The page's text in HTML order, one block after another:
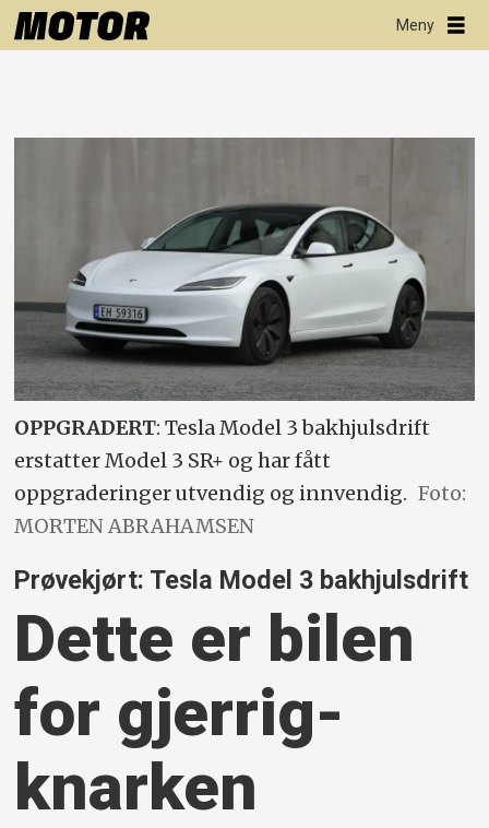
OPPGRADERT: Tesla Model 3 bakhjulsdrift
erstatter Model 3 SR+ og har fått
oppgraderinger utvendig og innvendig. Foto:
MORTEN ABRAHAMSEN
Prøvekjørt: Tesla Model 3 bakhjulsdrift
Dette er bilen
for gjerrig­
knarken